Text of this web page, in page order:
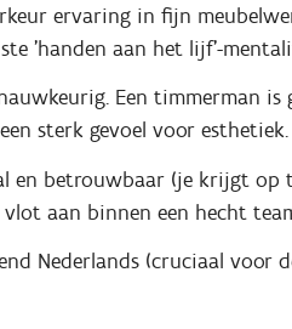
ervaring in fijn
'handen aan het lijf'-
Een timmerman is
sterk gevoel voor esthetiek.
en betrouwbaar (je krijgt
aan binnen een hecht
Nederlands (cruciaal